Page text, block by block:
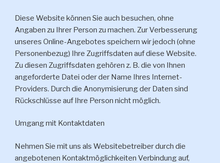
Diese Website können Sie auch besuchen, ohne
Angaben zu Ihrer Person zu machen. Zur Verbesserung
unseres Online-Angebotes speichern wir jedoch (ohne
Personenbezug) Ihre Zugriffsdaten auf diese Website.
Zu diesen Zugriffsdaten gehören z. B. die von Ihnen
angeforderte Datei oder der Name Ihres Internet-
Providers. Durch die Anonymisierung der Daten sind
Rückschlüsse auf Ihre Person nicht möglich.
Umgang mit Kontaktdaten
Nehmen Sie mit uns als Websitebetreiber durch die
angebotenen Kontaktmöglichkeiten Verbindung auf,